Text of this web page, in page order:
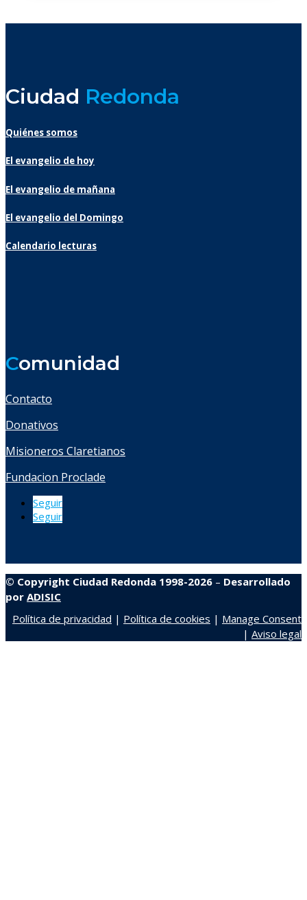
Ciudad Redonda
Quiénes somos
El evangelio de hoy
El evangelio de mañana
El evangelio del Domingo
Calendario lecturas
Comunidad
Contacto
Donativos
Misioneros Claretianos
Fundacion Proclade
Seguir
Seguir
© Copyright Ciudad Redonda 1998-2026 – Desarrollado
por ADISIC
Política de privacidad | Política de cookies | Manage Consent
| Aviso legal